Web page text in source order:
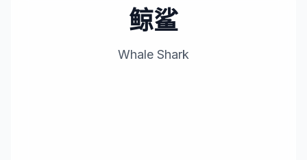
鲸鲨
Whale Shark